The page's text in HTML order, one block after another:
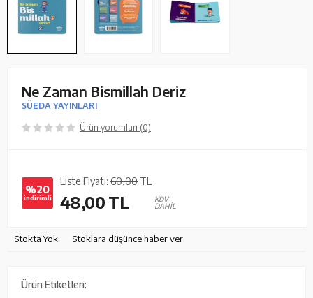
Ne Zaman Bismillah Deriz
SÜEDA YAYINLARI
Ürün yorumları (0)
%20
indirimli
Liste Fiyatı: 60,00 TL
48,00TL
KDV
DAHİL
Stokta Yok Stoklara düşünce haber ver
Ürün Etiketleri: